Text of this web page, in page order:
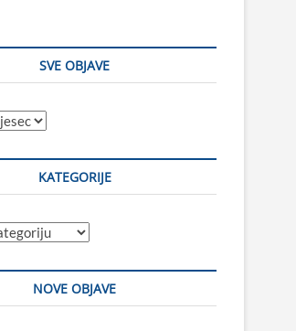
SVE OBJAVE
KATEGORIJE
NOVE OBJAVE